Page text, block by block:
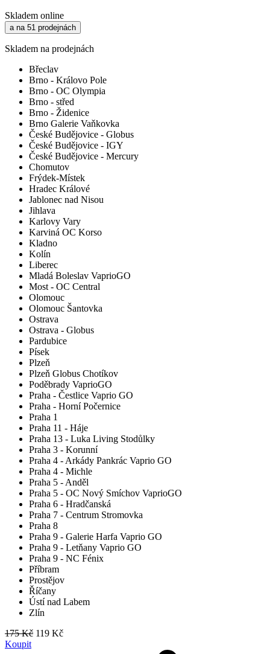
Skladem online
a na 51 prodejnách
Skladem na prodejnách
Břeclav
Brno - Královo Pole
Brno - OC Olympia
Brno - střed
Brno - Židenice
Brno Galerie Vaňkovka
České Budějovice - Globus
České Budějovice - IGY
České Budějovice - Mercury
Chomutov
Frýdek-Místek
Hradec Králové
Jablonec nad Nisou
Jihlava
Karlovy Vary
Karviná OC Korso
Kladno
Kolín
Liberec
Mladá Boleslav VaprioGO
Most - OC Central
Olomouc
Olomouc Šantovka
Ostrava
Ostrava - Globus
Pardubice
Písek
Plzeň
Plzeň Globus Chotíkov
Poděbrady VaprioGO
Praha - Čestlice Vaprio GO
Praha - Horní Počernice
Praha 1
Praha 11 - Háje
Praha 13 - Luka Living Stodůlky
Praha 3 - Korunní
Praha 4 - Arkády Pankrác Vaprio GO
Praha 4 - Michle
Praha 5 - Anděl
Praha 5 - OC Nový Smíchov VaprioGO
Praha 6 - Hradčanská
Praha 7 - Centrum Stromovka
Praha 8
Praha 9 - Galerie Harfa Vaprio GO
Praha 9 - Letňany Vaprio GO
Praha 9 - NC Fénix
Příbram
Prostějov
Říčany
Ústí nad Labem
Zlín
175 Kč 119 Kč
Koupit